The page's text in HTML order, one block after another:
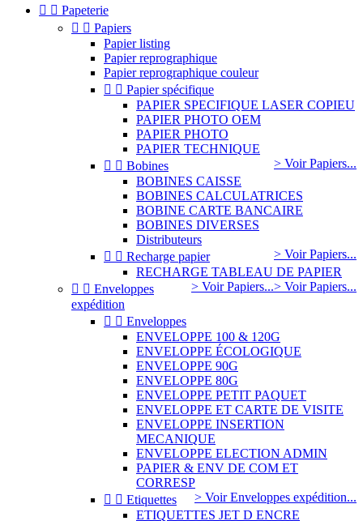
  Papeterie
  Papiers
Papier listing
Papier reprographique
Papier reprographique couleur
  Papier spécifique
PAPIER SPECIFIQUE LASER COPIEU
PAPIER PHOTO OEM
PAPIER PHOTO
PAPIER TECHNIQUE
> Voir Papiers...
  Bobines
BOBINES CAISSE
BOBINES CALCULATRICES
BOBINE CARTE BANCAIRE
BOBINES DIVERSES
Distributeurs
> Voir Papiers...
  Recharge papier
RECHARGE TABLEAU DE PAPIER
> Voir Papiers...
> Voir Papiers...
  Enveloppes
expédition
  Enveloppes
ENVELOPPE 100 & 120G
ENVELOPPE ÉCOLOGIQUE
ENVELOPPE 90G
ENVELOPPE 80G
ENVELOPPE PETIT PAQUET
ENVELOPPE ET CARTE DE VISITE
ENVELOPPE INSERTION
MECANIQUE
ENVELOPPE ELECTION ADMIN
PAPIER & ENV DE COM ET
CORRESP
> Voir Enveloppes expédition...
  Etiquettes
ETIQUETTES JET D ENCRE